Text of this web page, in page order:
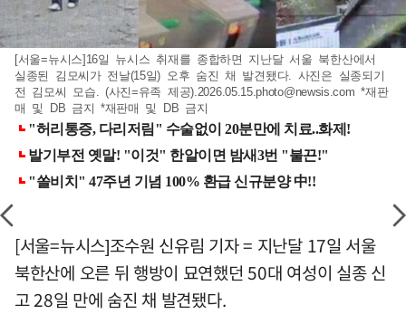
[서울=뉴시스]16일 뉴시스 취재를 종합하면 지난달 서울 북한산에서
실종된 김모씨가 전날(15일) 오후 숨진 채 발견됐다. 사진은 실종되기
전 김모씨 모습. (사진=유족 제공).2026.05.15.photo@newsis.com *재판
매 및 DB 금지 *재판매 및 DB 금지
[서울=뉴시스]조수원 신유림 기자 = 지난달 17일 서울
북한산에 오른 뒤 행방이 묘연했던 50대 여성이 실종 신
고 28일 만에 숨진 채 발견됐다.